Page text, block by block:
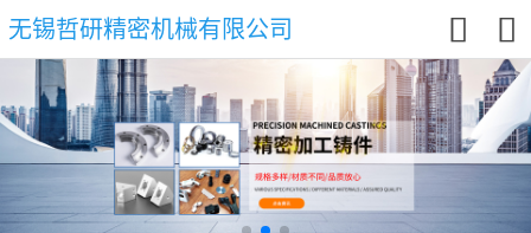
无锡哲研精密机械有限公司 
